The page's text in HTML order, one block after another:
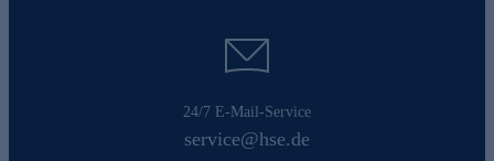
24/7 E-Mail-Service
service@hse.de